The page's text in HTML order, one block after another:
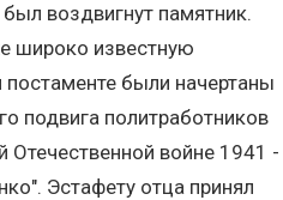
воздвигнут памятник.
широко известную
были начертаны
подвига политработников
Отечественной войне 1941 -
Эстафету отца принял